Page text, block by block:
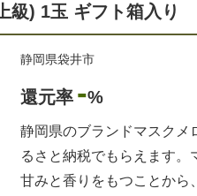
級) 1玉 ギフト箱入り
静岡県袋井市
還元率 -%
静岡県のブランドマスクメ
るさと納税でもらえます。
甘みと香りをもつことから